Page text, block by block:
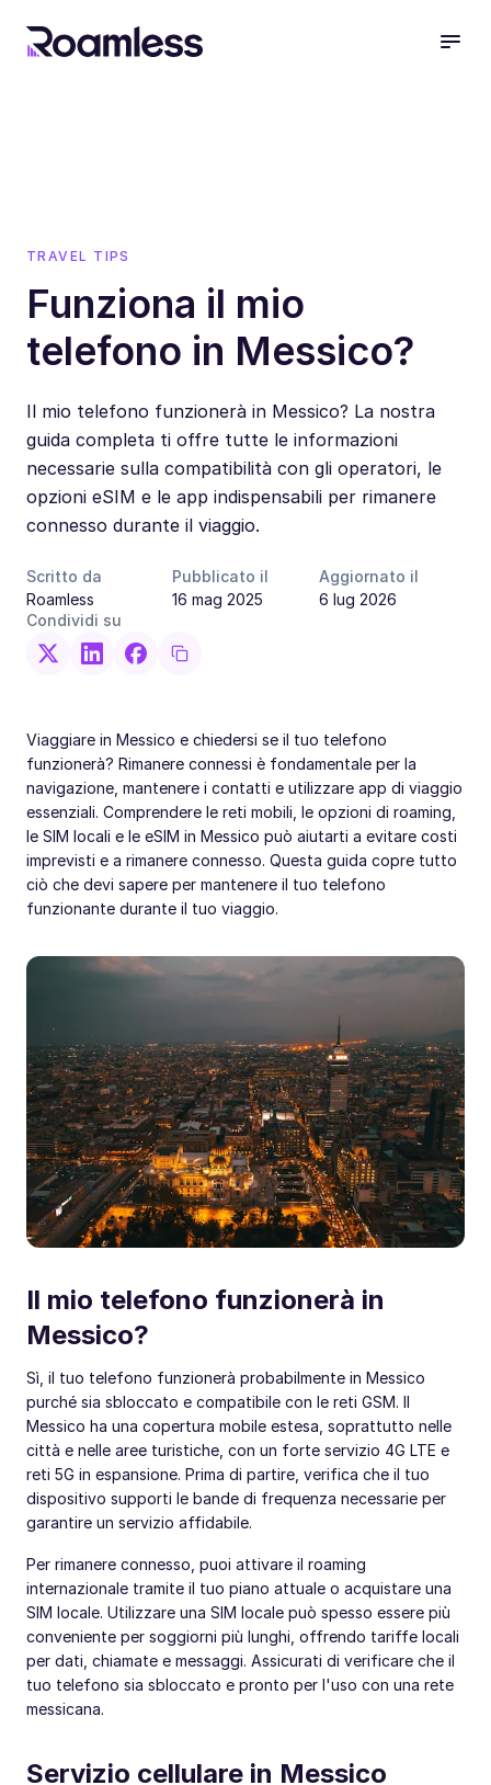
TRAVEL TIPS
Funziona il mio
telefono in Messico?
Il mio telefono funzionerà in Messico? La nostra
guida completa ti offre tutte le informazioni
necessarie sulla compatibilità con gli operatori, le
opzioni eSIM e le app indispensabili per rimanere
connesso durante il viaggio.
Scritto da
Roamless
Pubblicato il
16 mag 2025
Aggiornato il
6 lug 2026
Condividi su
Viaggiare in Messico e chiedersi se il tuo telefono
funzionerà? Rimanere connessi è fondamentale per la
navigazione, mantenere i contatti e utilizzare app di viaggio
essenziali. Comprendere le reti mobili, le opzioni di roaming,
le SIM locali e le eSIM in Messico può aiutarti a evitare costi
imprevisti e a rimanere connesso. Questa guida copre tutto
ciò che devi sapere per mantenere il tuo telefono
funzionante durante il tuo viaggio.
Il mio telefono funzionerà in
Messico?
Sì, il tuo telefono funzionerà probabilmente in Messico
purché sia sbloccato e compatibile con le reti GSM. Il
Messico ha una copertura mobile estesa, soprattutto nelle
città e nelle aree turistiche, con un forte servizio 4G LTE e
reti 5G in espansione. Prima di partire, verifica che il tuo
dispositivo supporti le bande di frequenza necessarie per
garantire un servizio affidabile.
Per rimanere connesso, puoi attivare il roaming
internazionale tramite il tuo piano attuale o acquistare una
SIM locale. Utilizzare una SIM locale può spesso essere più
conveniente per soggiorni più lunghi, offrendo tariffe locali
per dati, chiamate e messaggi. Assicurati di verificare che il
tuo telefono sia sbloccato e pronto per l'uso con una rete
messicana.
Servizio cellulare in Messico